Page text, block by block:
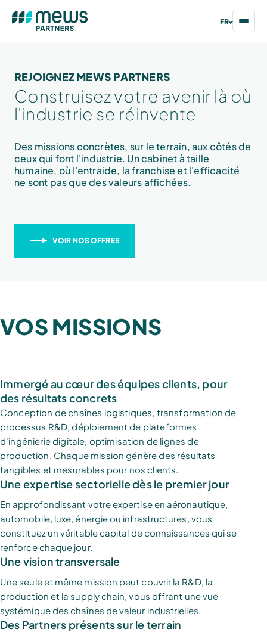
FR
REJOIGNEZ MEWS PARTNERS
Construisez votre avenir là où
l'industrie se réinvente
Des missions concrètes, sur le terrain, aux côtés de
ceux qui font l'industrie. Un cabinet à taille
humaine, où l'entraide, la franchise et l'efficacité
ne sont pas que des valeurs affichées.
VOIR NOS OFFRES
VOS MISSIONS
Immergé au cœur des équipes clients, pour
des résultats concrets
Conception de chaînes logistiques, transformation de
processus R&D, déploiement de plateformes
d'ingénierie digitale, optimisation de lignes de
production. Chaque mission génère des résultats
tangibles et mesurables pour nos clients.
Une expertise sectorielle dès le premier jour
En approfondissant votre expertise en aéronautique,
automobile, luxe, énergie ou infrastructures, vous
constituez un véritable capital de connaissances qui se
renforce chaque jour.
Une vision transversale
Une seule et même mission peut couvrir la R&D, la
production et la supply chain, vous offrant une vue
systémique des chaînes de valeur industrielles.
Des Partners présents sur le terrain